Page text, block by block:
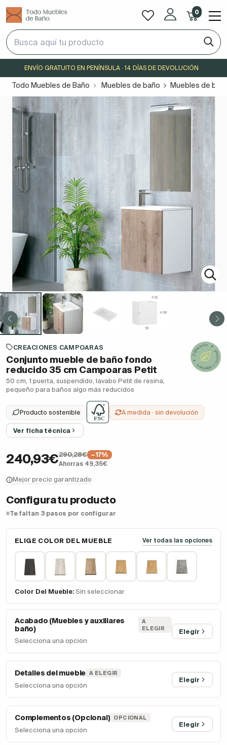
0
ENVÍO GRATUITO EN PENÍNSULA · 14 DÍAS DE DEVOLUCIÓN
Todo Muebles de Baño Muebles de baño Muebles de
CREACIONES CAMPOARAS
Conjunto mueble de baño fondo
reducido 35 cm Campoaras Petit
50 cm, 1 puerta, suspendido, lavabo Petit de resina,
pequeño para baños algo más reducidos
Producto sostenible A medida · sin devolución
Ver ficha técnica
240,93€290,28€
−17%
Ahorras 49,35€
Mejor precio garantizado
Configura tu producto
Te faltan 3 pasos por configurar
ELIGE COLOR DEL MUEBLE Ver todas las opciones
Color Del Mueble: Sin seleccionar
Acabado (Muebles y auxiliares
baño)
A
ELEGIR
Selecciona una opción
Elegir
Detalles del mueble A ELEGIR
Selecciona una opción
Elegir
Complementos (Opcional) OPCIONAL
Selecciona una opción
Elegir